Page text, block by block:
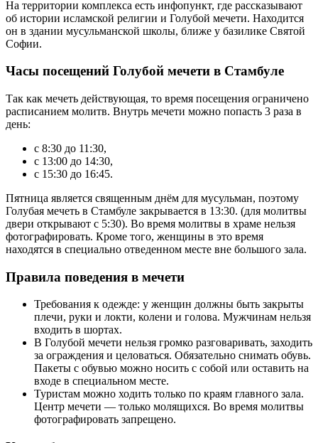
На территории комплекса есть инфопункт, где рассказывают
об истории исламской религии и Голубой мечети. Находится
он в здании мусульманской школы, ближе у базилике Святой
Софии.
Часы посещений Голубой мечети в Стамбуле
Так как мечеть действующая, то время посещения ограничено
расписанием молитв. Внутрь мечети можно попасть 3 раза в
день:
с 8:30 до 11:30,
с 13:00 до 14:30,
с 15:30 до 16:45.
Пятница является священным днём для мусульман, поэтому
Голубая мечеть в Стамбуле закрывается в 13:30. (для молитвы
двери открывают с 5:30). Во время молитвы в храме нельзя
фотографировать. Кроме того, женщины в это время
находятся в специально отведенном месте вне большого зала.
Правила поведения в мечети
Требования к одежде: у женщин должны быть закрыты
плечи, руки и локти, колени и голова. Мужчинам нельзя
входить в шортах.
В Голубой мечети нельзя громко разговаривать, заходить
за ограждения и целоваться. Обязательно снимать обувь.
Пакеты с обувью можно носить с собой или оставить на
входе в специальном месте.
Туристам можно ходить только по краям главного зала.
Центр мечети — только молящихся. Во время молитвы
фотографировать запрещено.